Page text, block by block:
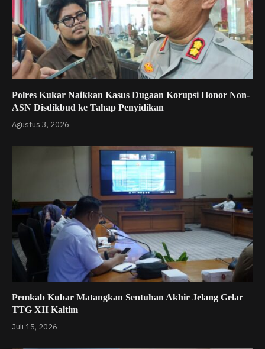
Polres Kukar Naikkan Kasus Dugaan Korupsi Honor Non-
ASN Disdikbud ke Tahap Penyidikan
Agustus 3, 2026
Pemkab Kubar Matangkan Sentuhan Akhir Jelang Gelar
TTG XII Kaltim
Juli 15, 2026